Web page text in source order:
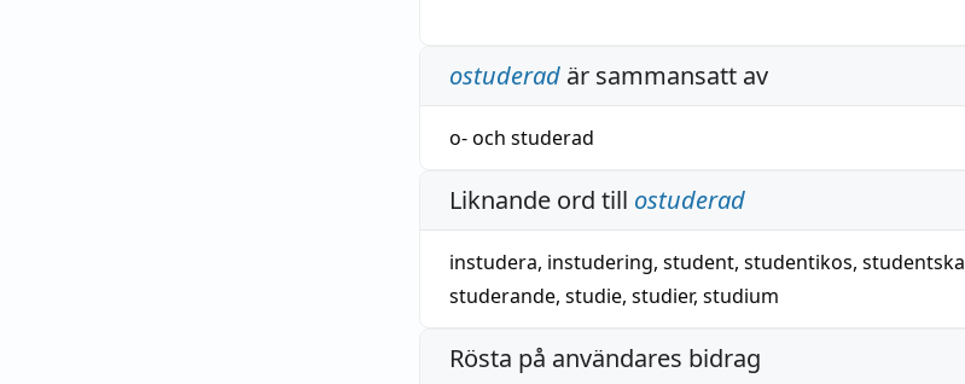
ostuderad är sammansatt av
o-och studerad
Liknande ord till ostuderad
instudera, instudering, student, studentikos, studentska
studerande, studie, studier, studium
Rösta på användares bidrag